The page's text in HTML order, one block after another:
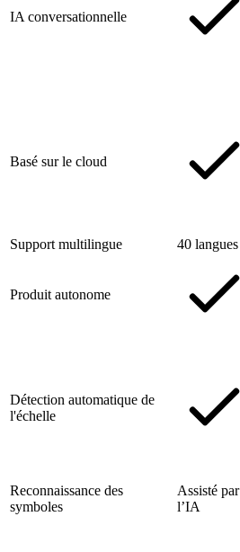
IA conversationnelle
Basé sur le cloud
Support multilingue 40 langues
Produit autonome
Détection automatique de
l'échelle
Reconnaissance des
symboles
Assisté par
l’IA